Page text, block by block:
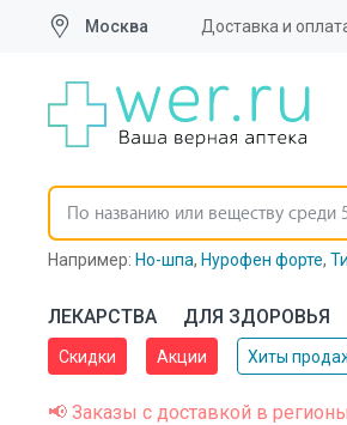
Москва Доставка и
Например: Но-шпа, Нурофен форте,
ЛЕКАРСТВА ДЛЯ ЗДОРОВЬЯ
Скидки Акции Хиты
📢 Заказы с доставкой в